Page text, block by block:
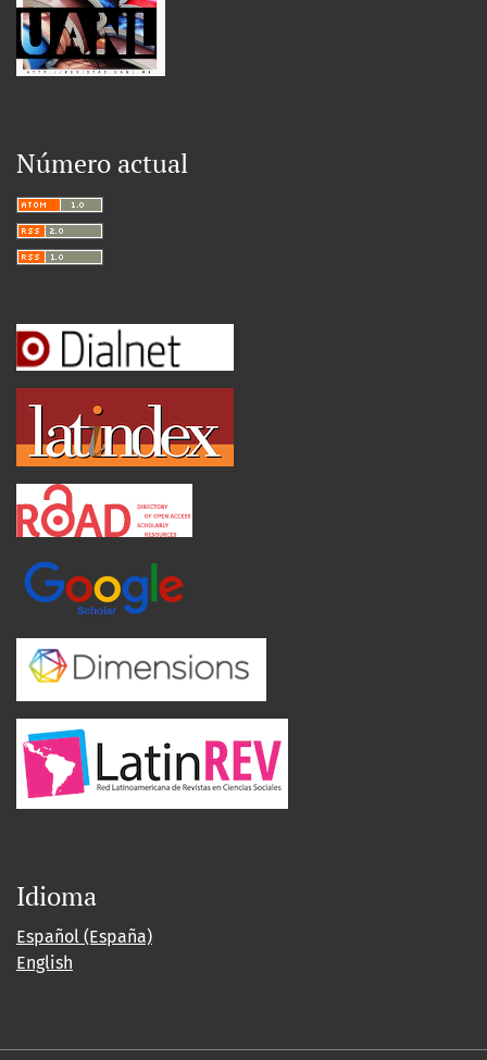
Número actual
Idioma
Español (España)
English